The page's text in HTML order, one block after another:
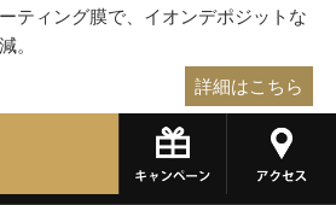
ティング膜で、イオンデポジットな
。
詳細はこちら